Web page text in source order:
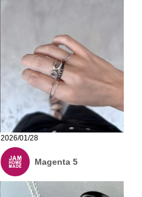
2026/01/28
Magenta 5